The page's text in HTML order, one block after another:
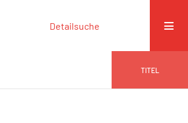
Detailsuche
TITEL